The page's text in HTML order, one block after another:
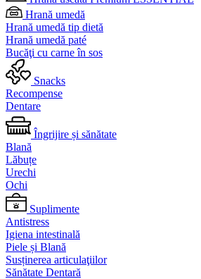
Hrană umedă
Hrană umedă tip dietă
Hrană umedă paté
Bucăţi cu carne în sos
Snacks
Recompense
Dentare
Îngrijire și sănătate
Blană
Lăbuțe
Urechi
Ochi
Suplimente
Antistress
Igiena intestinală
Piele și Blană
Susținerea articulaţiilor
Sănătate Dentară